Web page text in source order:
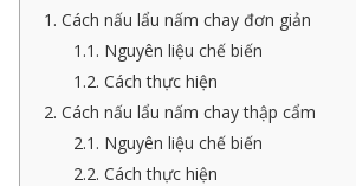
1. Cách nấu lẩu nấm chay đơn giản
1.1. Nguyên liệu chế biến
1.2. Cách thực hiện
2. Cách nấu lẩu nấm chay thập cẩm
2.1. Nguyên liệu chế biến
2.2. Cách thực hiện